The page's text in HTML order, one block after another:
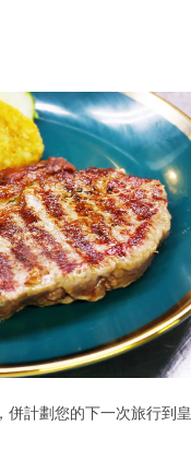
計劃您的下一次旅行到皇